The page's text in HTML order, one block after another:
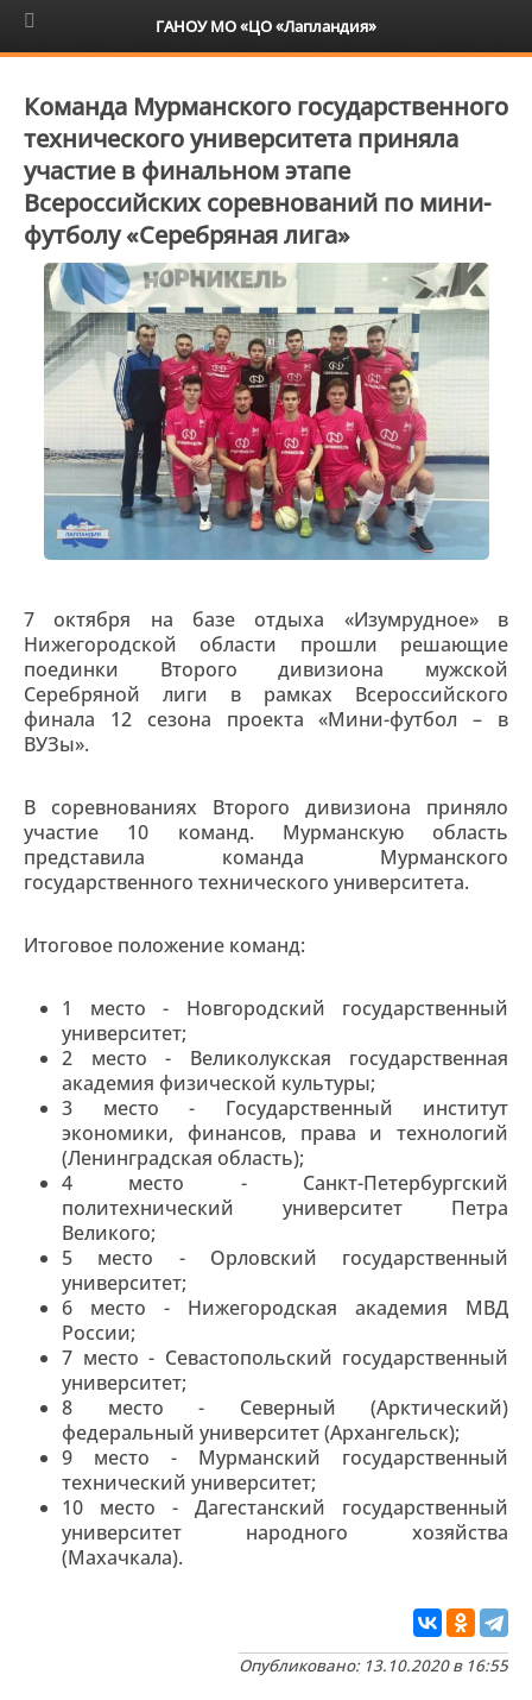
6+
Команда Мурманского государственного
технического университета приняла
участие в финальном этапе
Всероссийских соревнований по мини-
футболу «Серебряная лига»
7 октября на базе отдыха «Изумрудное» в
Нижегородской области прошли решающие
поединки Второго дивизиона мужской
Серебряной лиги в рамках Всероссийского
финала 12 сезона проекта «Мини-футбол – в
ВУЗы».
В соревнованиях Второго дивизиона приняло
участие 10 команд. Мурманскую область
представила команда Мурманского
государственного технического университета.
Итоговое положение команд:
1 место - Новгородский государственный
университет;
2 место - Великолукская государственная
академия физической культуры;
3 место - Государственный институт
экономики, финансов, права и технологий
(Ленинградская область);
4 место - Санкт-Петербургский
политехнический университет Петра
Великого;
5 место - Орловский государственный
университет;
6 место - Нижегородская академия МВД
России;
7 место - Севастопольский государственный
университет;
8 место - Северный (Арктический)
федеральный университет (Архангельск);
9 место - Мурманский государственный
технический университет;
10 место - Дагестанский государственный
университет народного хозяйства
(Махачкала).
Опубликовано: 13.10.2020 в 16:55
ГАНОУ МО «ЦО «Лапландия»